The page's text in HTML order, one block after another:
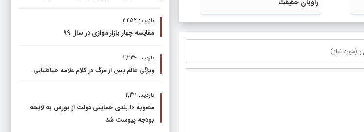
راویان حقیقت
بازدید: 2,452
مقایسه چهار بازار موازی در سال ۹۹
بازدید: 2,336
ویژگی عالم پس از مرگ در کلام علامه طباطبایی
بازدید: 2,311
مصوبه ۱۰ بندی حمایتی دولت از بورس به لایحه
بودجه پیوست شد